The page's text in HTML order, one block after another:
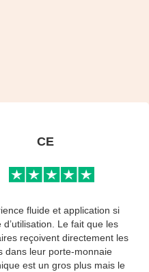
CE
fluide et application si
d’utilisation. Le fait que les
reçoivent directement les
dans leur porte-monnaie
est un gros plus mais le